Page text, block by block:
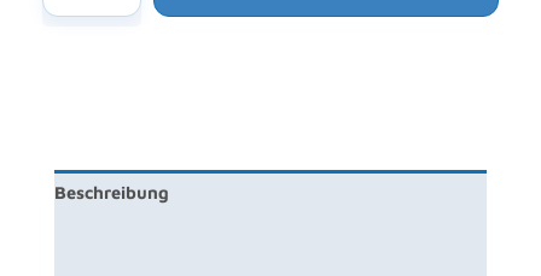
LOGO
Beschreibung